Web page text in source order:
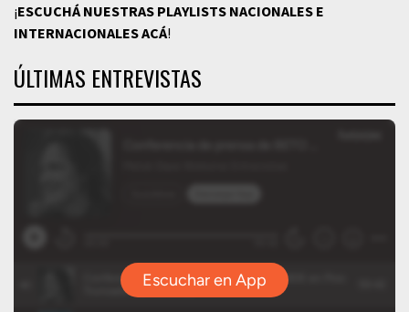
¡ESCUCHÁ NUESTRAS PLAYLISTS NACIONALES E
INTERNACIONALESACÁ!
ÚLTIMAS ENTREVISTAS